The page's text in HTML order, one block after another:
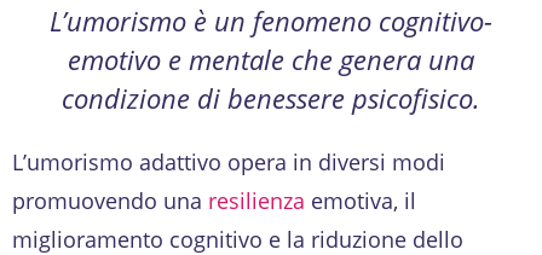
L’umorismo è un fenomeno cognitivo-
emotivo e mentale che genera una
condizione di benessere psicofisico.
L’umorismo adattivo opera in diversi modi
promuovendo una resilienza emotiva, il
miglioramento cognitivo e la riduzione dello